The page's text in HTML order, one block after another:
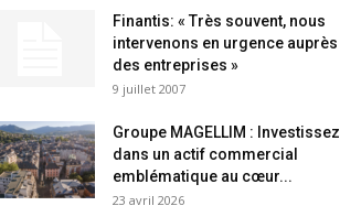
Finantis: « Très souvent, nous
intervenons en urgence auprès
des entreprises »
9 juillet 2007
Groupe MAGELLIM : Investissez
dans un actif commercial
emblématique au cœur...
23 avril 2026